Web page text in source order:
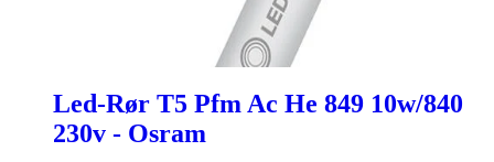
Led-Rør T5 Pfm Ac He 849 10w/840
230v - Osram